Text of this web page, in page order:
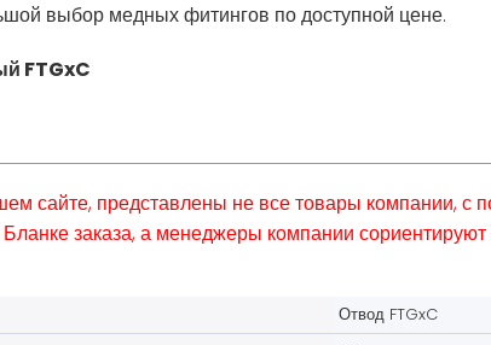
выбор медных фитингов по доступной цене.
FTGxC
сайте, представлены не все товары компании,
заказа, а менеджеры компании
Отвод FTGxC